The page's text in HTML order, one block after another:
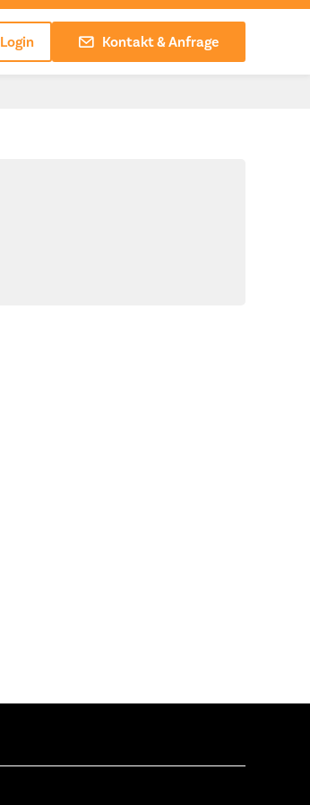
Login Kontakt & Anfrage